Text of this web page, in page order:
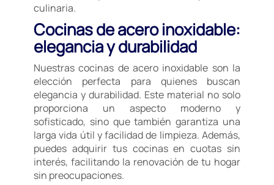
culinaria.
Cocinas de acero inoxidable:
elegancia y durabilidad
Nuestras cocinas de acero inoxidable son la
elección perfecta para quienes buscan
elegancia y durabilidad. Este material no solo
proporciona un aspecto moderno y
sofisticado, sino que también garantiza una
larga vida útil y facilidad de limpieza. Además,
puedes adquirir tus cocinas en cuotas sin
interés, facilitando la renovación de tu hogar
sin preocupaciones.